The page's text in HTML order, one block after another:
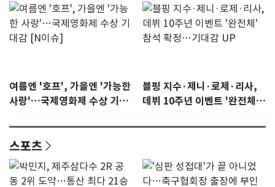
여름엔 '호프', 가을엔 '가능한
사랑'…국제영화제 수상 기대
블핑 지수·제니·로제·리사,
데뷔 10주년 이벤트 '완전체'
스포츠